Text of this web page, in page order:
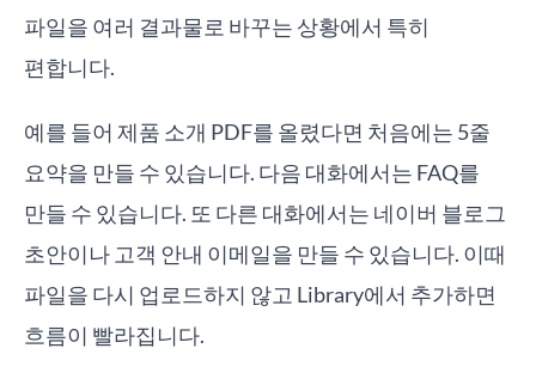
파일을 여러 결과물로 바꾸는 상황에서 특히
편합니다.
예를 들어 제품 소개 PDF를 올렸다면 처음에는 5줄
요약을 만들 수 있습니다. 다음 대화에서는 FAQ를
만들 수 있습니다. 또 다른 대화에서는 네이버 블로그
초안이나 고객 안내 이메일을 만들 수 있습니다. 이때
파일을 다시 업로드하지 않고 Library에서 추가하면
흐름이 빨라집니다.